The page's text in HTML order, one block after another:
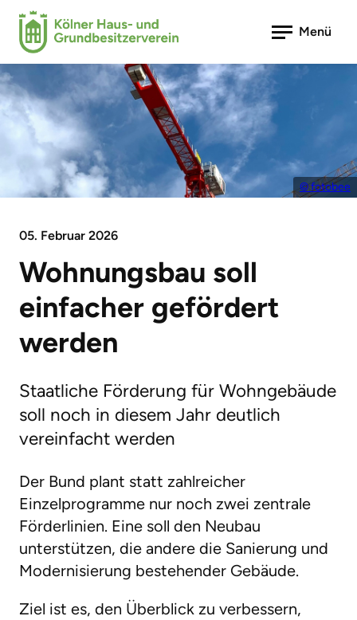
Menü
© fotobee
05. Februar 2026
Wohnungsbau soll
einfacher gefördert
werden
Staatliche Förderung für Wohngebäude
soll noch in diesem Jahr deutlich
vereinfacht werden
Der Bund plant statt zahlreicher
Einzelprogramme nur noch zwei zentrale
Förderlinien. Eine soll den Neubau
unterstützen, die andere die Sanierung und
Modernisierung bestehender Gebäude.
Ziel ist es, den Überblick zu verbessern,